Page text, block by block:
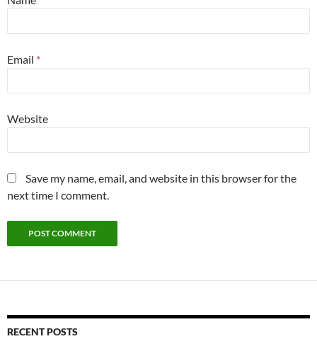
Email *
Website
Save my name, email, and website in this browser for the
next time I comment.
RECENT POSTS